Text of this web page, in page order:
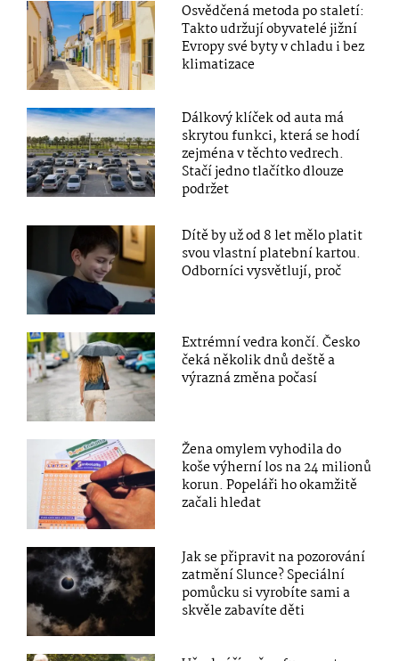
Osvědčená metoda po staletí:
Takto udržují obyvatelé jižní
Evropy své byty v chladu i bez
klimatizace
Dálkový klíček od auta má
skrytou funkci, která se hodí
zejména v těchto vedrech.
Stačí jedno tlačítko dlouze
podržet
Dítě by už od 8 let mělo platit
svou vlastní platební kartou.
Odborníci vysvětlují, proč
Extrémní vedra končí. Česko
čeká několik dnů deště a
výrazná změna počasí
Žena omylem vyhodila do
koše výherní los na 24 milionů
korun. Popeláři ho okamžitě
začali hledat
Jak se připravit na pozorování
zatmění Slunce? Speciální
pomůcku si vyrobíte sami a
skvěle zabavíte děti